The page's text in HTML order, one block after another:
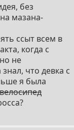
без
мазана-
ссыт всем в
когда с
не
что девка с
я была